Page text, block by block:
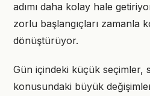
adımı daha kolay hale
zorlu başlangıçları zamanla
dönüştürüyor.
Gün içindeki küçük seçimler,
konusundaki büyük